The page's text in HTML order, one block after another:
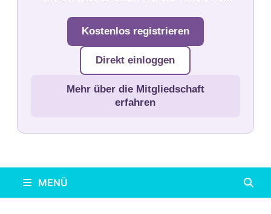
Kostenlos registrieren
Direkt einloggen
Mehr über die Mitgliedschaft
erfahren
MENÜ